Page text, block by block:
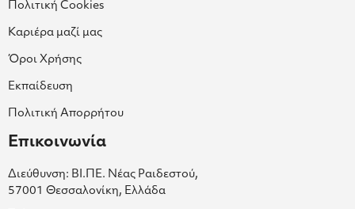
Πολιτική Cookies
Καριέρα μαζί μας
Όροι Χρήσης
Εκπαίδευση
Πολιτική Απορρήτου
Επικοινωνία
Διεύθυνση: ΒΙ.ΠΕ. Νέας Ραιδεστού,
57001 Θεσσαλονίκη, Ελλάδα